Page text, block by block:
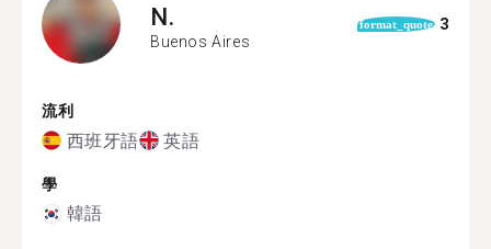
N.
Buenos Aires
format_quote 3
流利
西班牙語 英語
學
韓語